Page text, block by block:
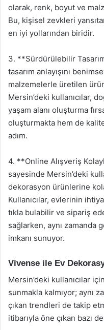
olarak, renk, boyut ve
Bu, kişisel zevkleri
en iyi yollarından biridir.
3. **Sürdürülebilir
tasarım anlayışını
malzemelerle üretilen
Mersin’deki kullanıcılar,
yaşam alanı oluşturma
oluşturmakta hem de
adım.
4. **Online Alışveriş
sayesinde Mersin’deki
dekorasyon ürünlerine
Kullanıcılar, evlerinin
tıkla bulabilir ve sipariş
sağlarken, aynı zamanda
imkanı sunuyor.
Vivense ile Ev
Mersin’deki kullanıcılar
sunmakla kalmıyor; aynı
çıkan trendleri de takip
itibarıyla öne çıkan bazı